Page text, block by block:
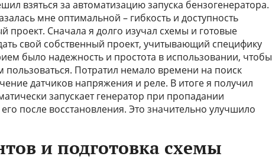
взяться за автоматизацию запуска бензогенератора.
мне оптимальной – гибкость и доступность
Сначала я долго изучал схемы и готовые
свой собственный проект, учитывающий специфику
было надежность и простота в использовании, чтобы
Потратил немало времени на поиск
датчиков напряжения и реле. В итоге я получил
запускает генератор при пропадании
после восстановления. Это значительно улучшило
и подготовка схемы